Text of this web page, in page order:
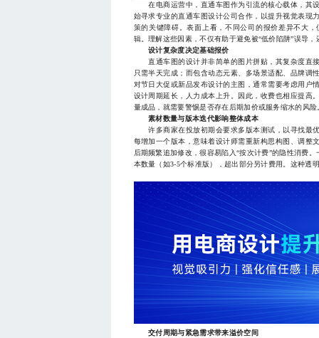
在电商运营中，直通车图作为引流的核心载体，其
始寻求专业的直通车图设计公司合作，以提升视觉表现
策的关键障碍。表面上看，不同公司的报价差异不大
辑。理解这些因素，不仅有助于避免被“低价陷阱”误导
设计复杂度决定基础报价
直通车图的设计并非简单的图片拼贴，其复杂度直
只需半天完成；而包含动态元素、多场景适配、品牌
对节日大促或新品发布设计的主图，通常需要考虑用户
设计周期延长，人力成本上升。因此，收费也相应提高
量成品，就需要警惕是否存在后期加价或服务缩水的风险
素材数量与版本迭代影响整体成本
许多商家在投放初期会要求多版本测试，以寻找最
每增加一个版本，意味着设计师需重新构思构图、调整
后期频繁追加修改，很容易陷入“按次计费”的隐性消费
本数量（如3-5个标准版），超出部分另计费用。这种透
交付周期与紧急需求带来溢价空间